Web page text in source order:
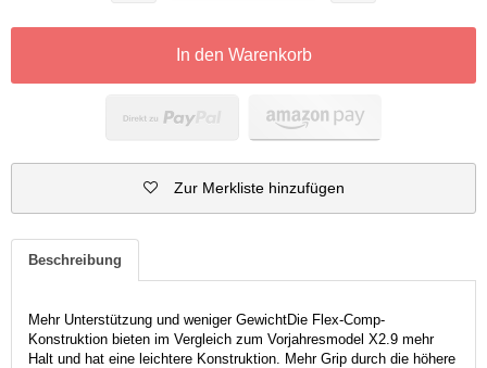
In den Warenkorb
Zur Merkliste hinzufügen
Beschreibung
Mehr Unterstützung und weniger GewichtDie Flex-Comp-
Konstruktion bieten im Vergleich zum Vorjahresmodel X2.9 mehr
Halt und hat eine leichtere Konstruktion. Mehr Grip durch die höhere